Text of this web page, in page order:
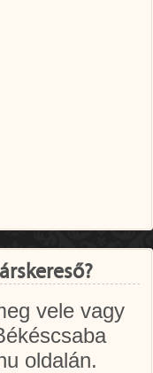
vele vagy
oldalán.